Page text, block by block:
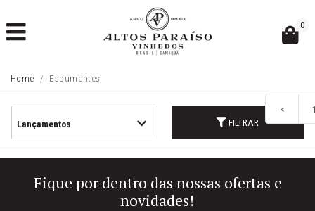
0
Home Espumantes
FILTRAR
<
Fique por dentro das nossas ofertas e
novidades!